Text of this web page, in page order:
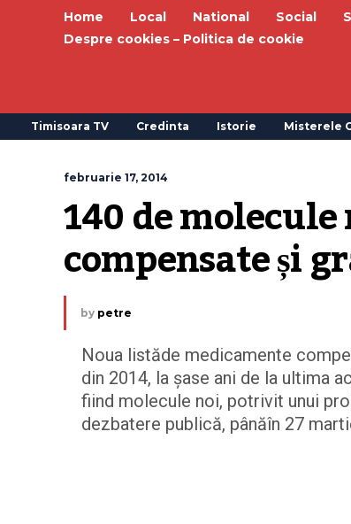
Home Local National Social
Despre cookies – Politica de cookie
Timisoara TV Credinta Istorie Misterele
februarie 17, 2014
140 de
compensate și
by petre
Noua listăde medicamente
din 2014, la șase ani de la ultima
fiind molecule noi, potrivit unui
dezbatere publică, pânăîn 27